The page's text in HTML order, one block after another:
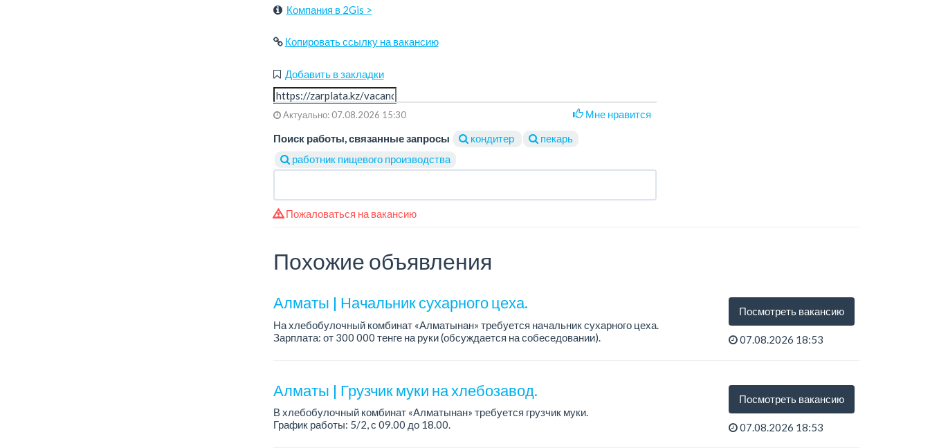
Компания в 2Gis >
Копировать ссылку на вакансию
Добавить в закладки
Актуально: 07.08.2026 15:30
Мне нравится
Поиск работы, связанные запросы
кондитер
пекарь
работник пищевого производства
Пожаловаться на вакансию
Похожие объявления
Алматы | Начальник сухарного цеха.
На хлебобулочный комбинат «Алматынан» требуется начальник сухарного цеха.
Зарплата: от 300 000 тенге на руки (обсуждается на собеседовании).
Посмотреть вакансию
07.08.2026 18:53
Алматы | Грузчик муки на хлебозавод.
В хлебобулочный комбинат «Алматынан» требуется грузчик муки.
График работы: 5/2, с 09.00 до 18.00.
Посмотреть вакансию
07.08.2026 18:53